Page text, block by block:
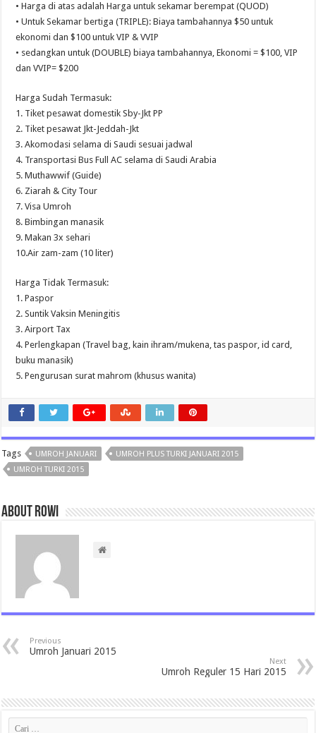
• Harga di atas adalah Harga untuk sekamar berempat (QUOD)
• Untuk Sekamar bertiga (TRIPLE): Biaya tambahannya $50 untuk
ekonomi dan $100 untuk VIP & VVIP
• sedangkan untuk (DOUBLE) biaya tambahannya, Ekonomi = $100, VIP
dan VVIP= $200
Harga Sudah Termasuk:
1. Tiket pesawat domestik Sby-Jkt PP
2. Tiket pesawat Jkt-Jeddah-Jkt
3. Akomodasi selama di Saudi sesuai jadwal
4. Transportasi Bus Full AC selama di Saudi Arabia
5. Muthawwif (Guide)
6. Ziarah & City Tour
7. Visa Umroh
8. Bimbingan manasik
9. Makan 3x sehari
10.Air zam-zam (10 liter)
Harga Tidak Termasuk:
1. Paspor
2. Suntik Vaksin Meningitis
3. Airport Tax
4. Perlengkapan (Travel bag, kain ihram/mukena, tas paspor, id card,
buku manasik)
5. Pengurusan surat mahrom (khusus wanita)
Tags UMROH JANUARI
UMROH PLUS TURKI JANUARI 2015
UMROH TURKI 2015
About rowi
Previous
Umroh Januari 2015
Next
Umroh Reguler 15 Hari 2015